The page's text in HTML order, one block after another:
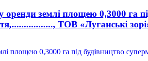
землі площею 0,3000 га
ТОВ «Луганські
0,3000 га під будівництво